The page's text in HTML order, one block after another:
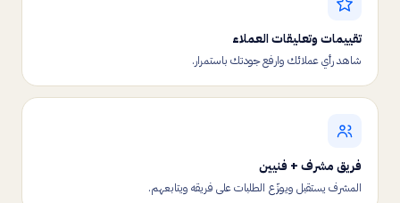
تقييمات وتعليقات العملاء
شاهد رأي عملائك وارفع جودتك باستمرار.
فريق مشرف + فنيين
المشرف يستقبل ويوزّع الطلبات على فريقه ويتابعهم.